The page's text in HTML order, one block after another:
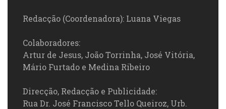
Redacção (Coordenadora): Luana Viegas
Colaboradores:
Artur de Jesus, João Torrinha, José Vitória,
Mário Furtado e Medina Ribeiro
Direcção, Redacção e Publicidade:
Rua Dr. José Francisco Tello Queiroz, Urb.